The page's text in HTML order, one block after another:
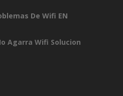
De Wifi EN
Agarra Wifi Solucion